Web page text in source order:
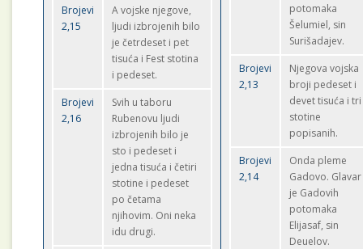
Brojevi
2,15
A vojske njegove,
ljudi izbrojenih bilo
je četrdeset i pet
tisuća i Fest stotina
i pedeset.
Brojevi
2,16
Svih u taboru
Rubenovu ljudi
izbrojenih bilo je
sto i pedeset i
jedna tisuća i četiri
stotine i pedeset
po četama
njihovim. Oni neka
idu drugi.
potomaka
Šelumiel, sin
Surišadajev.
Brojevi
2,13
Njegova vojska
broji pedeset i
devet tisuća i tri
stotine
popisanih.
Brojevi
2,14
Onda pleme
Gadovo. Glavar
je Gadovih
potomaka
Elijasaf, sin
Deuelov.